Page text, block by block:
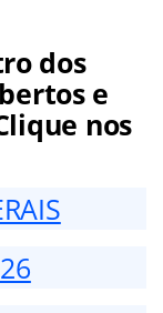
dos
e
nos